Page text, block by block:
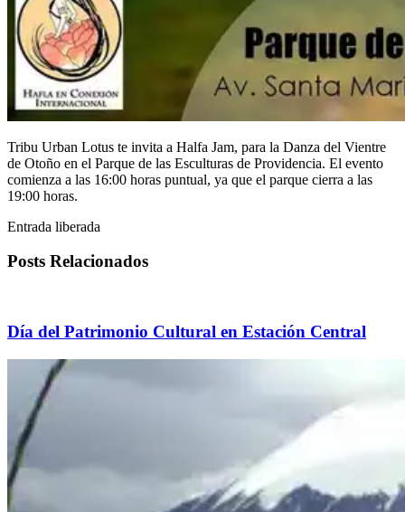
Tribu Urban Lotus te invita a Halfa Jam, para la Danza del Vientre
de Otoño en el Parque de las Esculturas de Providencia. El evento
comienza a las 16:00 horas puntual, ya que el parque cierra a las
19:00 horas.
Entrada liberada
Posts Relacionados
Día del Patrimonio Cultural en Estación Central